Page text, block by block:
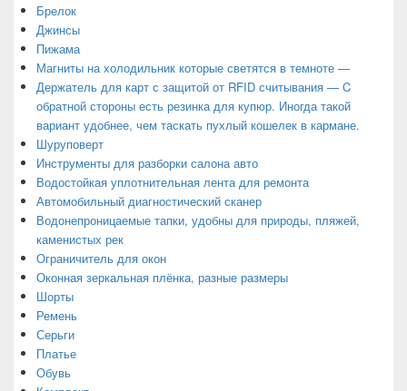
Брелок
Джинсы
Пижама
Магниты на холодильник которые светятся в темноте —
Держатель для карт с защитой от RFID считывания — C
обратной стороны есть резинка для купюр. Иногда такой
вариант удобнее, чем таскать пухлый кошелек в кармане.
Шуруповерт
Инструменты для разборки салона авто
Водостойкая уплотнительная лента для ремонта
Автомобильный диагностический сканер
Водонепроницаемые тапки, удобны для природы, пляжей,
каменистых рек
Ограничитель для окон
Оконная зеркальная плёнка, разные размеры
Шорты
Ремень
Серьги
Платье
Обувь